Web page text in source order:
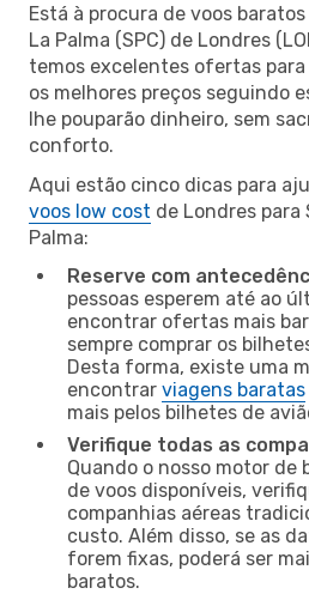
Está à procura de voos
La Palma (SPC) de Londres
temos excelentes ofertas
os melhores preços seguindo
lhe pouparão dinheiro, sem
conforto.
Aqui estão cinco dicas para
voos low cost de Londres para
Palma:
Reserve com
pessoas esperem até ao
encontrar ofertas mais
sempre comprar os
Desta forma, existe uma
encontrar viagens baratas
mais pelos bilhetes de
Verifique todas as
Quando o nosso motor de
de voos disponíveis,
companhias aéreas
custo. Além disso, se as
forem fixas, poderá ser
baratos.